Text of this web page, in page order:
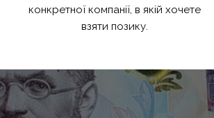
конкретної компанії, в якій хочете
взяти позику.